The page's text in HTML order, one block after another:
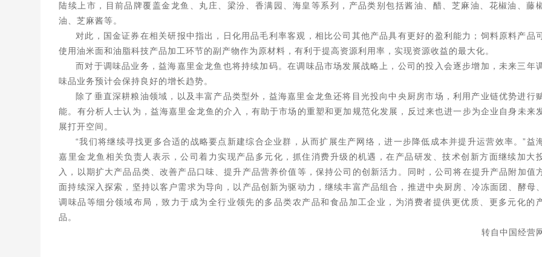
陆续上市，目前品牌覆盖金龙鱼、丸庄、梁汾、香满园、海皇等系列，产品类别包括酱油、醋、芝麻油、花椒油、藤
油、芝麻酱等。
对此，国金证券在相关研报中指出，日化用品毛利率客观，相比公司其他产品具有更好的盈利能力；饲料原料产品
使用油米面和油脂科技产品加工环节的副产物作为原材料，有利于提高资源利用率，实现资源收益的最大化。
而对于调味品业务，益海嘉里金龙鱼也将持续加码。在调味品市场发展战略上，公司的投入会逐步增加，未来三年
味品业务预计会保持良好的增长趋势。
除了垂直深耕粮油领域，以及丰富产品类型外，益海嘉里金龙鱼还将目光投向中央厨房市场，利用产业链优势进行
能。有分析人士认为，益海嘉里金龙鱼的介入，有助于市场的重塑和更加规范化发展，反过来也进一步为企业自身未来
展打开空间。
“我们将继续寻找更多合适的战略要点新建综合企业群，从而扩展生产网络，进一步降低成本并提升运营效率。”益
嘉里金龙鱼相关负责人表示，公司着力实现产品多元化，抓住消费升级的机遇，在产品研发、技术创新方面继续加大
入，以期扩大产品品类、改善产品口味、提升产品营养价值等，保持公司的创新活力。同时，公司将在提升产品附加值
面持续深入探索，坚持以客户需求为导向，以产品创新为驱动力，继续丰富产品组合，推进中央厨房、冷冻面团、酵母、
调味品等细分领域布局，致力于成为全行业领先的多品类农产品和食品加工企业，为消费者提供更优质、更多元化的
品。
转自中国经营